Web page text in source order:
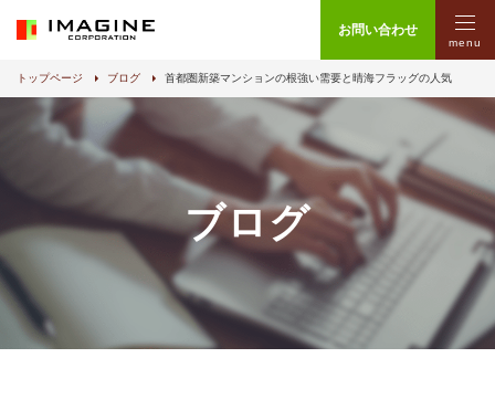
お問い合わせ
menu
トップページ ブログ 首都圏新築マンションの根強い需要と晴海フラッグの人気
ブログ